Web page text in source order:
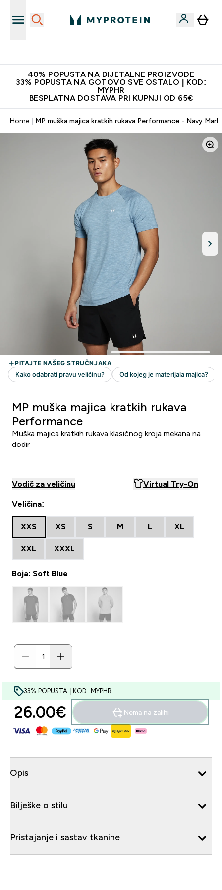
40% POPUSTA NA DIJETALNE PROIZVODE
33% POPUSTA NA GOTOVO SVE OSTALO | KOD:
MYPHR
BESPLATNA DOSTAVA PRI KUPNJI OD 65€
Home MP muška majica kratkih rukava Performance - Navy Marl
MP muška majica kratkih rukava
Performance
Muška majica kratkih rukava klasičnog kroja mekana na
dodir
Vodič za veličinu Virtual Try-On
Veličina:
XXS XS S M L XL
XXL XXXL
Boja: Soft Blue
33% POPUSTA | KOD: MYPHR
26.00€‎ Nema na zalihi
Opis
Bilješke o stilu
Pristajanje i sastav tkanine